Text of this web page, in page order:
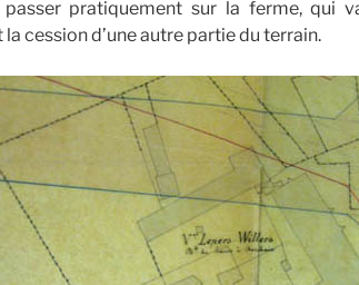
pratiquement sur la ferme, qui
cession d’une autre partie du terrain.